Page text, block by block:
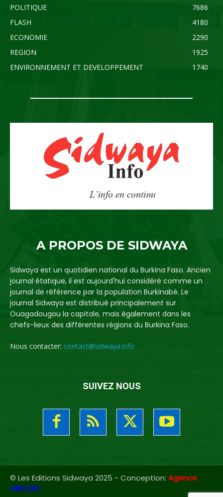
POLITIQUE
7686
FLASH
4180
ECONOMIE
2290
REGION
1925
ENVIRONNEMENT ET DEVELOPPEMENT
1740
A PROPOS DE SIDWAYA
Sidwaya est un quotidien national du Burkina Faso. Ancien
journal étatique, il est aujourd'hui considéré comme un
journal de référence par la population Burkinabè. Le
journal Sidwaya est distribué principalement sur
Ouagadougou la capitale, mais également dans les
chefs-lieux des différentes régions du Burkina Faso.
Nous contacter: contact@sidwaya.info
SUIVEZ NOUS
© Les Editions Sidwaya 2025 - Conception: Agence
UBICOM